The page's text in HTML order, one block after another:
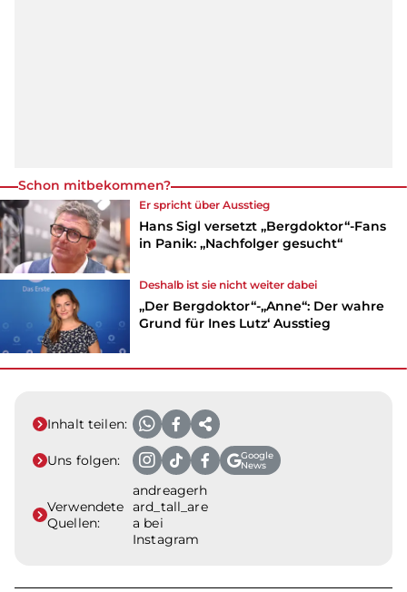
Schon mitbekommen?
Er spricht über Ausstieg
Hans Sigl versetzt „Bergdoktor“-Fans
in Panik: „Nachfolger gesucht“
Deshalb ist sie nicht weiter dabei
„Der Bergdoktor“-„Anne“: Der wahre
Grund für Ines Lutz‘ Ausstieg
Inhalt teilen:
Uns folgen:
Google
News
Verwendete
Quellen:
andreagerh
ard_tall_are
a bei
Instagram